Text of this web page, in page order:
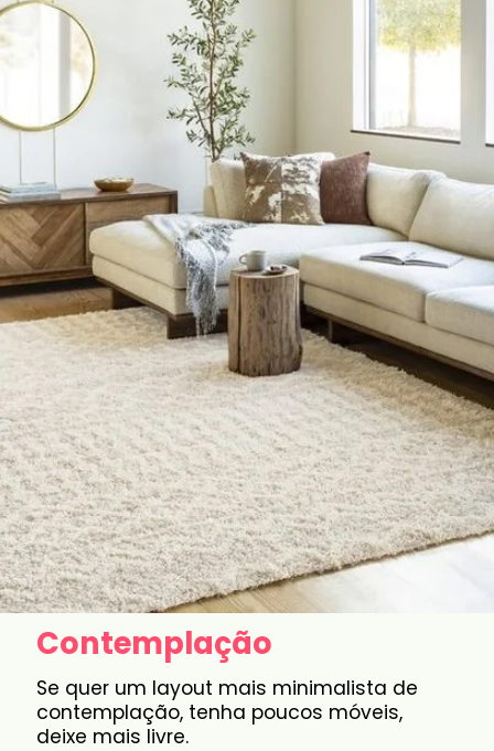
Contemplação
Se quer um layout mais minimalista de
contemplação, tenha poucos móveis,
deixe mais livre.